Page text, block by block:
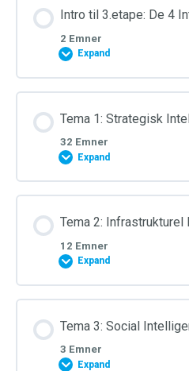
Intro til 3.etape: De 4
2 Emner
Expand
Tema 1: Strategisk
32 Emner
Expand
Tema 2: Infrastrukturel
12 Emner
Expand
Tema 3: Social
3 Emner
Expand